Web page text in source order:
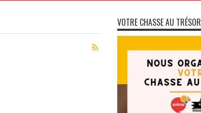
VOTRE CHASSE AU TRÉSOR